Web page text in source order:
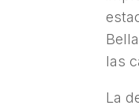
las
La